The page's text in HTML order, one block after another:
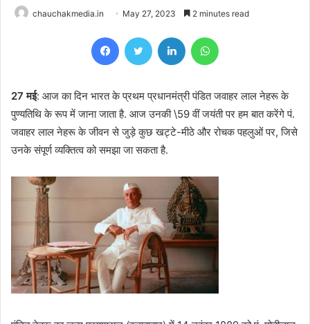
chauchakmedia.in May 27, 2023 2 minutes read
FacebookTwitter LinkedIn
27 मई: आज का दिन भारत के प्रथम प्रधानमंत्री पंडित जवाहर लाल नेहरू के
पुण्यतिथि के रूप में जाना जाता है. आज उनकी \59 वीं जयंती पर हम बात करेंगे पं.
जवाहर लाल नेहरू के जीवन से जुड़े कुछ खट्टे-मीठे और रोचक पहलुओं पर, जिसे
उनके संपूर्ण व्यक्तित्व को समझा जा सकता है.